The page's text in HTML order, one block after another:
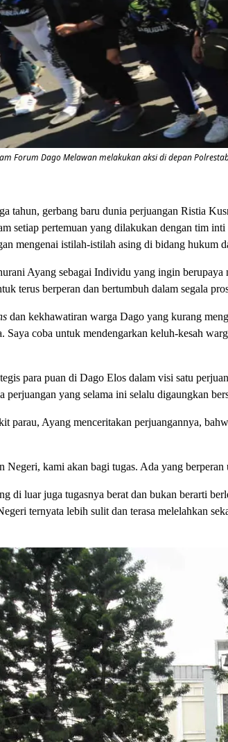
Forum Dago Melawan melakukan aksi di depan
tahun, gerbang baru dunia perjuangan Ristia
setiap pertemuan yang dilakukan dengan tim
mengenai istilah-istilah asing di bidang hukum
Ayang sebagai Individu yang ingin
terus berperan dan bertumbuh dalam segala
dan kekhawatiran warga Dago yang kurang
coba untuk mendengarkan keluh-kesah
para puan di Dago Elos dalam visi satu
perjuangan yang selama ini selalu digaungkan
parau, Ayang menceritakan perjuangannya,
Negeri, kami akan bagi tugas. Ada yang
di luar juga tugasnya berat dan bukan berarti
ternyata lebih sulit dan terasa melelahkan